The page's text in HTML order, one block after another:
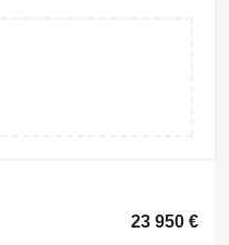
23 950 €